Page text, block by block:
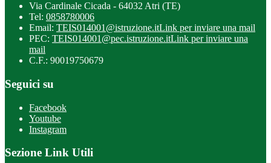
Via Cardinale Cicada - 64032 Atri (TE)
Tel: 0858780006
Email: TEIS014001@istruzione.itLink per inviare una mail
PEC: TEIS014001@pec.istruzione.itLink per inviare una
mail
C.F.: 90019750679
Seguici su
Facebook
Youtube
Instagram
Sezione Link Utili